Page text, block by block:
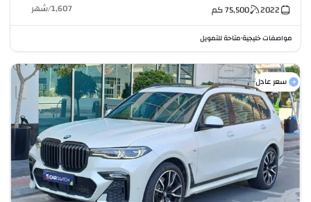
2022
75,500كم 1,607
/شهر
مواصفات خليجية•متاحة للتمويل
سعر عادل